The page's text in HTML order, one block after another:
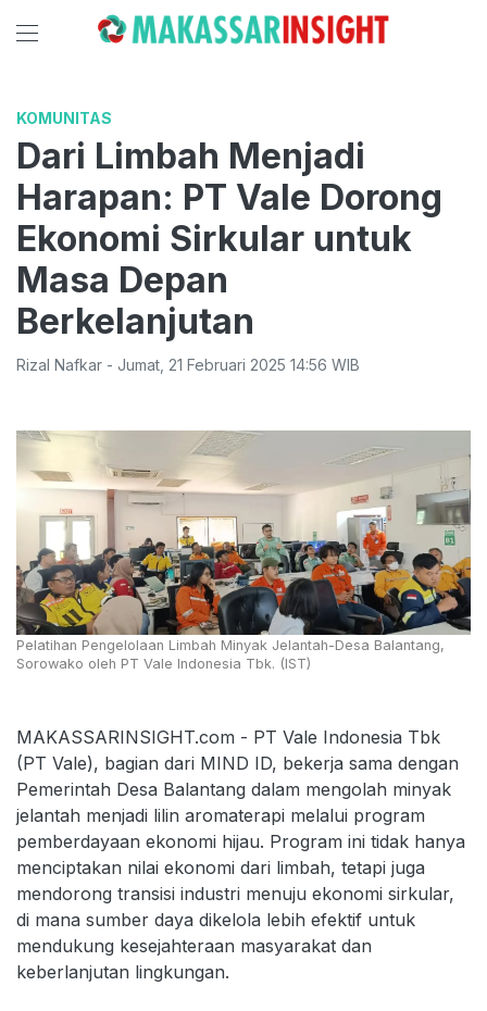
KOMUNITAS
Dari Limbah Menjadi
Harapan: PT Vale Dorong
Ekonomi Sirkular untuk
Masa Depan
Berkelanjutan
Rizal Nafkar - Jumat 21 Februari 2025 14:56 WIB
Pelatihan Pengelolaan Limbah Minyak Jelantah-Desa Balantang,
Sorowako oleh PT Vale Indonesia Tbk. (IST)
MAKASSARINSIGHT.com - PT Vale Indonesia Tbk
(PT Vale), bagian dari MIND ID, bekerja sama dengan
Pemerintah Desa Balantang dalam mengolah minyak
jelantah menjadi lilin aromaterapi melalui program
pemberdayaan ekonomi hijau. Program ini tidak hanya
menciptakan nilai ekonomi dari limbah, tetapi juga
mendorong transisi industri menuju ekonomi sirkular,
di mana sumber daya dikelola lebih efektif untuk
mendukung kesejahteraan masyarakat dan
keberlanjutan lingkungan.